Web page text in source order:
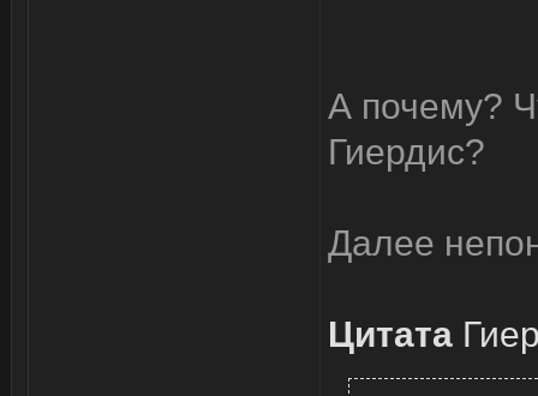
А почему?
Гиердис?
Далее
Цитата